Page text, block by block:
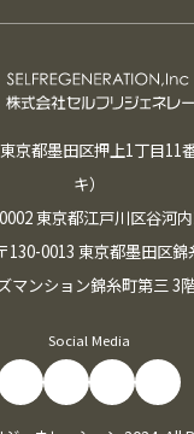
東京都墨田区押上1丁目11
キ）
東京都江戸川区谷河
130-0013 東京都墨田区
マンション錦糸町第三 3
Social Media